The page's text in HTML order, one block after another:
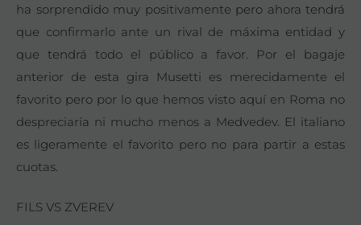
ha sorprendido muy positivamente pero ahora tendrá
que confirmarlo ante un rival de máxima entidad y
que tendrá todo el público a favor. Por el bagaje
anterior de esta gira Musetti es merecidamente el
favorito pero por lo que hemos visto aquí en Roma no
despreciaría ni mucho menos a Medvedev. El italiano
es ligeramente el favorito pero no para partir a estas
cuotas.
FILS VS ZVEREV